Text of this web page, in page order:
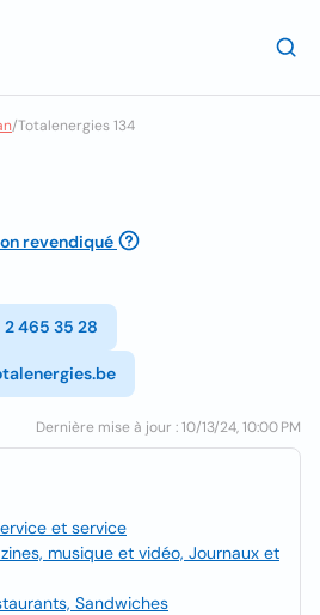
/Totalenergies 134
revendiqué
2 465 35 28
Dernière mise à jour : 10/13/24, 10:00 PM
et service
musique et vidéo, Journaux et
Sandwiches